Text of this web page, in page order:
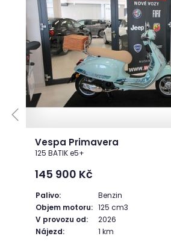
Vespa Primavera
125 BATIK e5+
145 900 Kč
Palivo:
Benzin
Objem motoru: 125 cm3
V provozu od:
2026
Nájezd:
1 km